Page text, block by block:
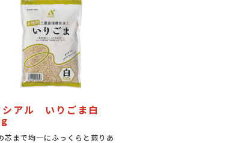
シアル いりごま白
芯まで均一にふっくらと煎りあ